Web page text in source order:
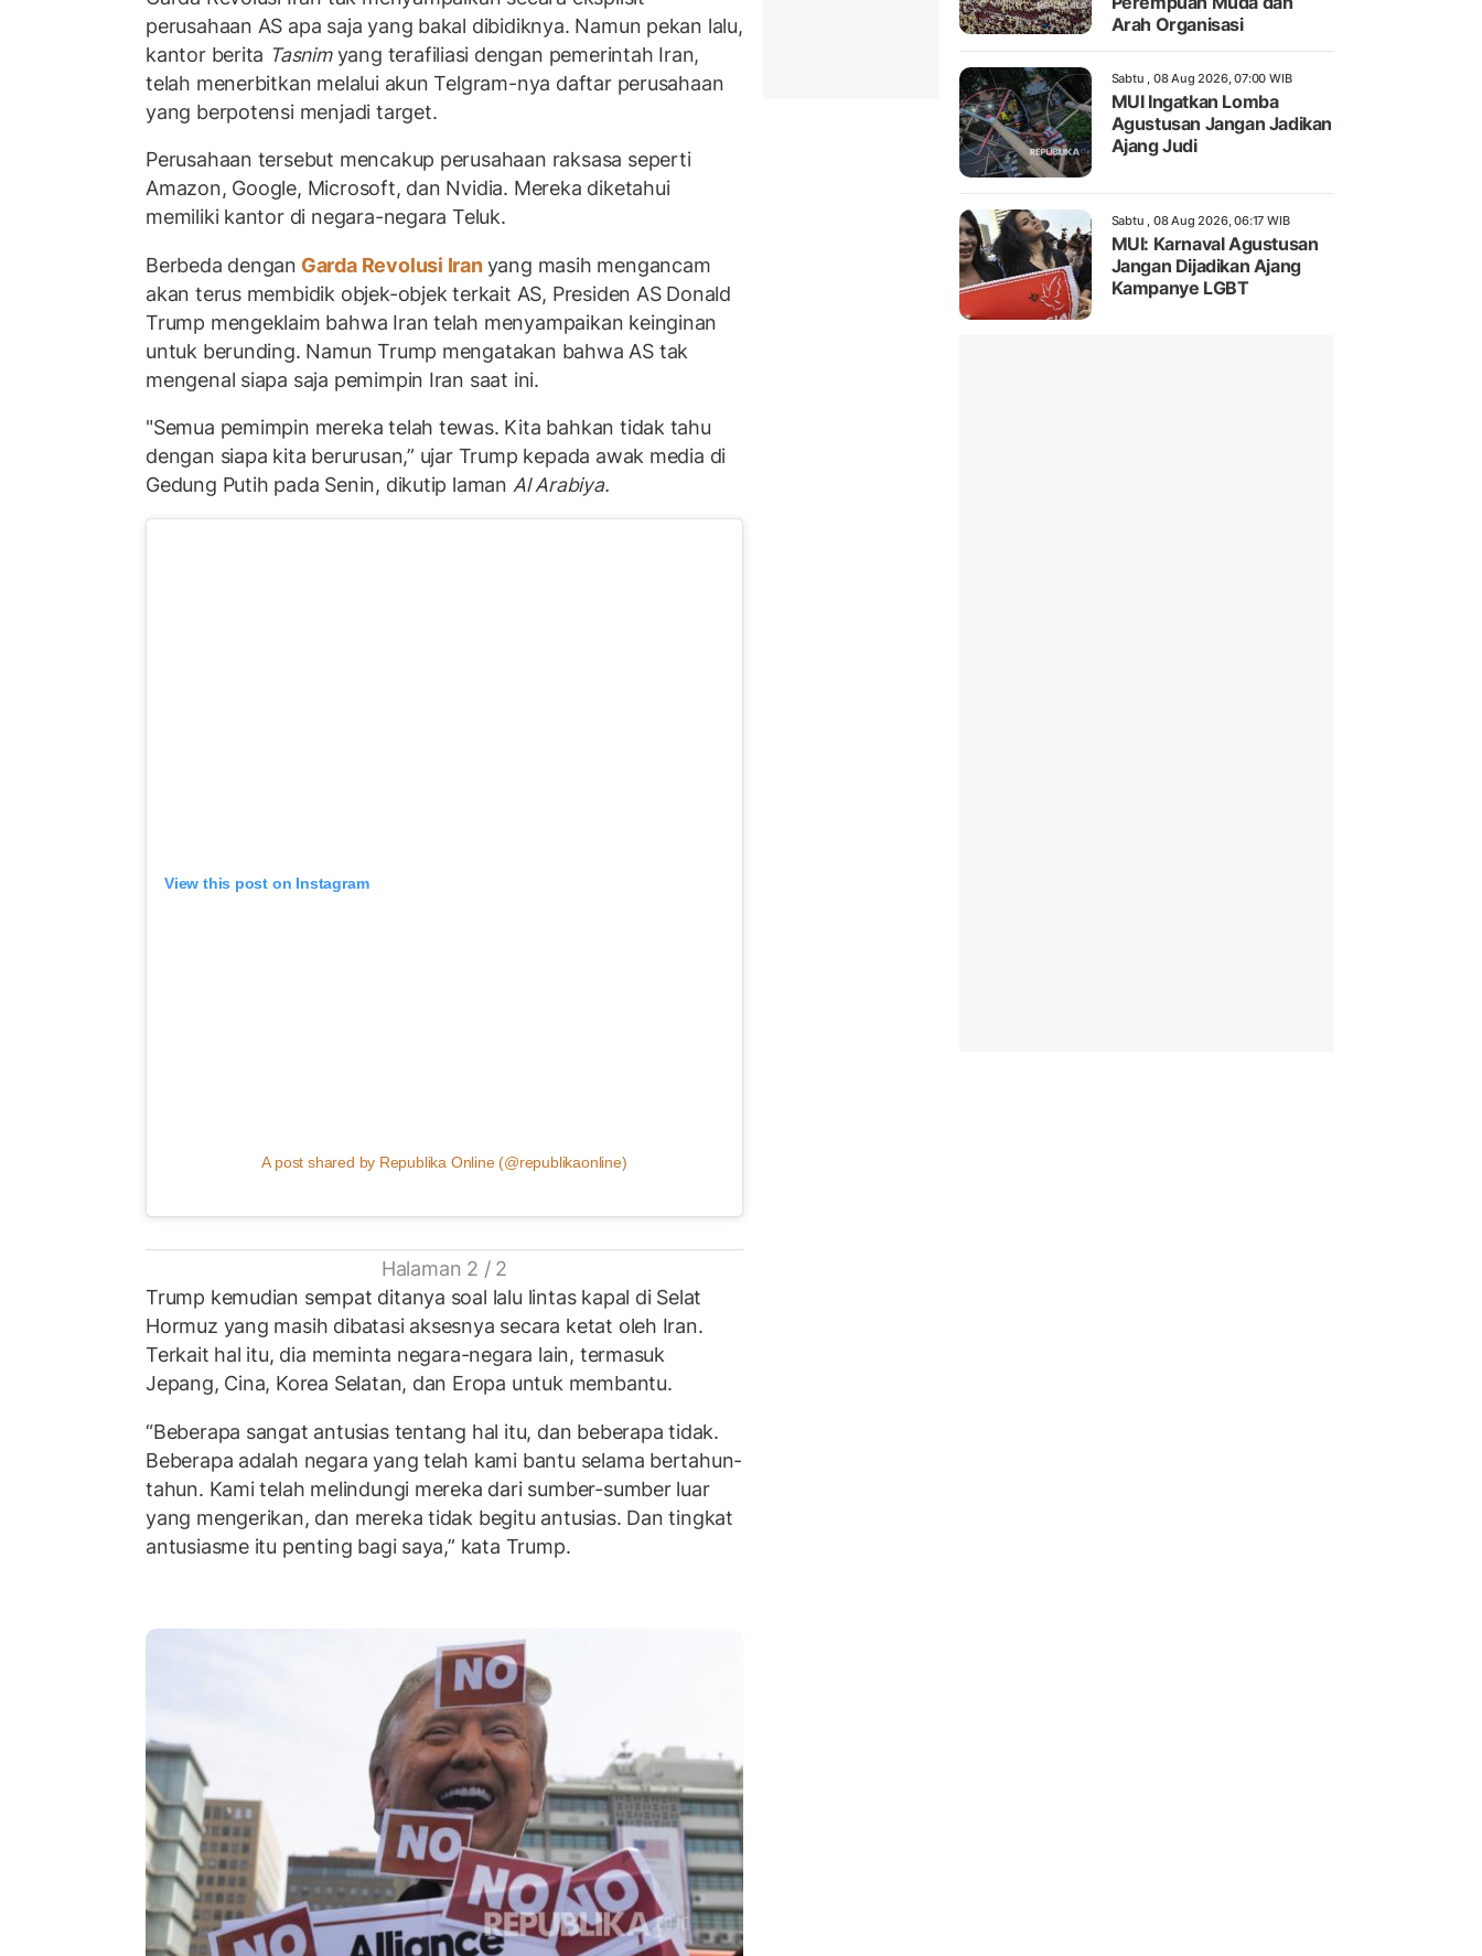
perusahaan AS apa saja yang bakal dibidiknya. Namun pekan lalu,
kantor berita Tasnimyang terafiliasi dengan pemerintah Iran,
telah menerbitkan melalui akun Telgram-nya daftar perusahaan
yang berpotensi menjadi target.
Perusahaan tersebut mencakup perusahaan raksasa seperti
Amazon, Google, Microsoft, dan Nvidia. Mereka diketahui
memiliki kantor di negara-negara Teluk.
Berbeda dengan Garda Revolusi Iranyang masih mengancam
akan terus membidik objek-objek terkait AS, Presiden AS Donald
Trump mengeklaim bahwa Iran telah menyampaikan keinginan
untuk berunding. Namun Trump mengatakan bahwa AS tak
mengenal siapa saja pemimpin Iran saat ini.
"Semua pemimpin mereka telah tewas. Kita bahkan tidak tahu
dengan siapa kita berurusan,” ujar Trump kepada awak media di
Gedung Putih pada Senin, dikutip laman Al Arabiya.
View this post on Instagram
A post shared by Republika Online (@republikaonline)
Halaman 2 / 2
Trump kemudian sempat ditanya soal lalu lintas kapal di Selat
Hormuz yang masih dibatasi aksesnya secara ketat oleh Iran.
Terkait hal itu, dia meminta negara-negara lain, termasuk
Jepang, Cina, Korea Selatan, dan Eropa untuk membantu.
“Beberapa sangat antusias tentang hal itu, dan beberapa tidak.
Beberapa adalah negara yang telah kami bantu selama bertahun-
tahun. Kami telah melindungi mereka dari sumber-sumber luar
yang mengerikan, dan mereka tidak begitu antusias. Dan tingkat
antusiasme itu penting bagi saya,” kata Trump.
Arah Organisasi
Sabtu , 08 Aug 2026, 07:00 WIB
MUI Ingatkan Lomba
Agustusan Jangan Jadikan
Ajang Judi
Sabtu , 08 Aug 2026, 06:17 WIB
MUI: Karnaval Agustusan
Jangan Dijadikan Ajang
Kampanye LGBT